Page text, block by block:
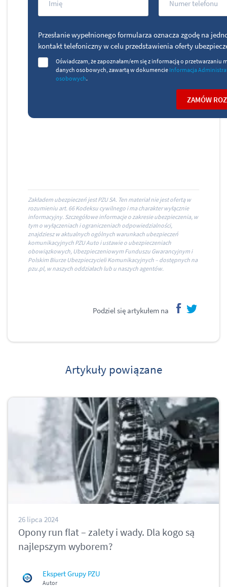
Zakładem ubezpieczeń jest PZU SA. Ten materiał nie jest ofertą w
rozumieniu art. 66 Kodeksu cywilnego i ma charakter wyłącznie
informacyjny. Szczegółowe informacje o zakresie ubezpieczenia, w
tym o wyłączeniach i ograniczeniach odpowiedzialności,
znajdziesz w aktualnych ogólnych warunkach ubezpieczeń
komunikacyjnych PZU Auto i ustawie o ubezpieczeniach
obowiązkowych, Ubezpieczeniowym Funduszu Gwarancyjnym i
Polskim Biurze Ubezpieczycieli Komunikacyjnych – dostępnych na
pzu.pl, w naszych oddziałach lub u naszych agentów.
Podziel się artykułem na
Artykuły powiązane
26 lipca 2024
Opony run flat – zalety i wady. Dla kogo są
najlepszym wyborem?
Ekspert Grupy PZU
Autor